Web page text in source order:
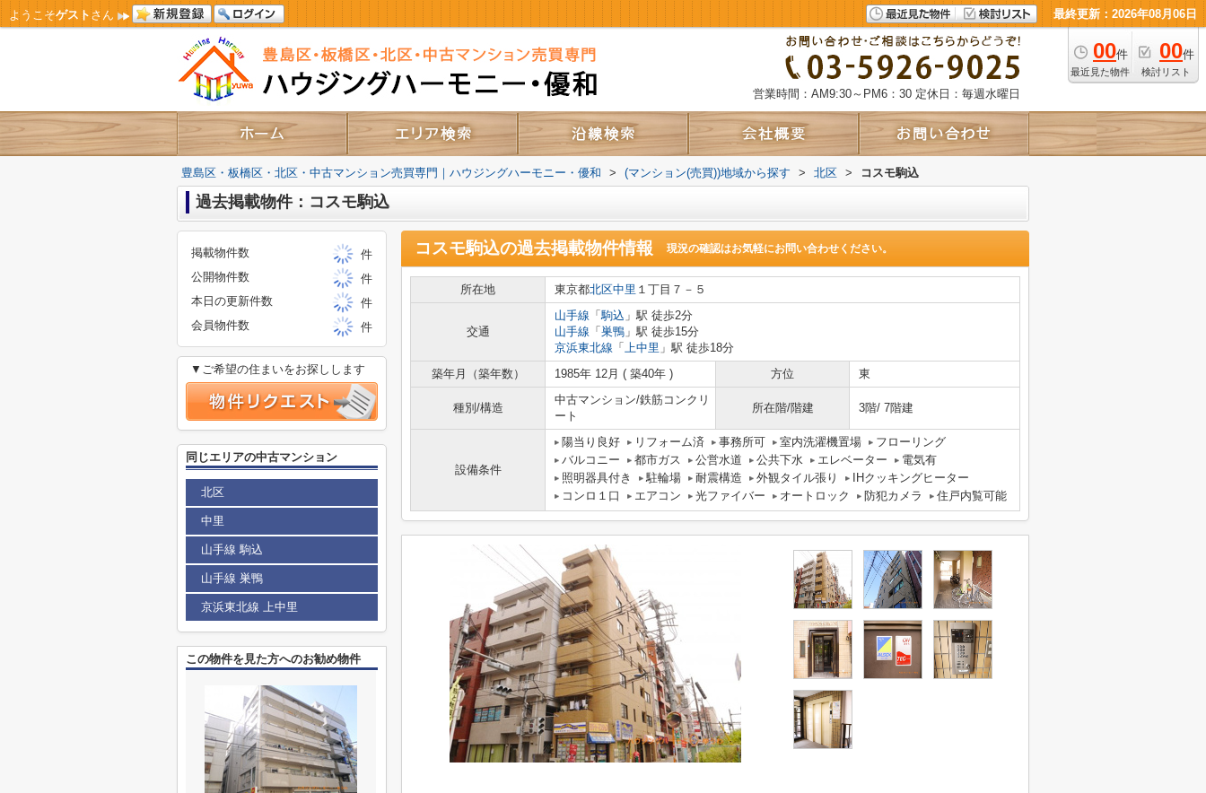
ようこそゲストさん 最終更新：2026年08月06日
00件
最近見た物件
00件
検討リスト
営業時間：AM9:30～PM6：30 定休日：毎週水曜日
豊島区・板橋区・北区・中古マンション売買専門｜ハウジングハーモニー・優和 > (マンション(売買))地域から探す > 北区 > コスモ駒込
過去掲載物件：コスモ駒込
コスモ駒込の過去掲載物件情報 現況の確認はお気軽にお問い合わせください。
所在地 東京都北区中里 １丁目７－５
交通
山手線 「駒込 」駅 徒歩2分
山手線 「 巣鴨 」駅 徒歩15分
京浜東北線 「 上中里 」駅 徒歩18分
築年月（築年数）
1985年 12月 ( 築40年 ) 方位 東
種別/構造
中古マンション/鉄筋コンクリ
ート
所在階/階建 3階/ 7階建
設備条件
陽当り良好 リフォーム済 事務所可 室内洗濯機置場
フローリング
バルコニー
都市ガス 公営水道 公共下水 エレベーター
電気有
照明器具付き
駐輪場 耐震構造 外観タイル張り
IHクッキングヒーター
コンロ１口
エアコン 光ファイバー オートロック 防犯カメラ 住戸内覧可能
掲載物件数
件
公開物件数
件
本日の更新件数
件
会員物件数
件
▼ご希望の住まいをお探しします
同じエリアの中古マンション
北区
中里
山手線 駒込
山手線 巣鴨
京浜東北線 上中里
この物件を見た方へのお勧め物件